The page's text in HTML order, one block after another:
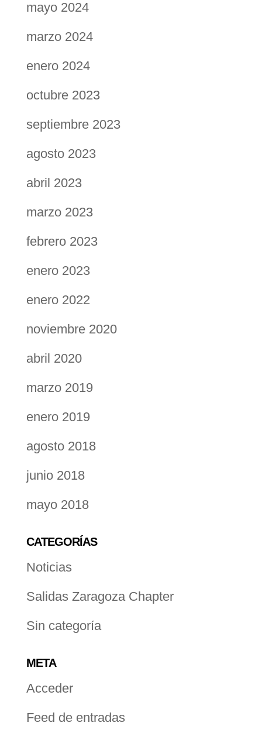
mayo 2024
marzo 2024
enero 2024
octubre 2023
septiembre 2023
agosto 2023
abril 2023
marzo 2023
febrero 2023
enero 2023
enero 2022
noviembre 2020
abril 2020
marzo 2019
enero 2019
agosto 2018
junio 2018
mayo 2018
CATEGORÍAS
Noticias
Salidas Zaragoza Chapter
Sin categoría
META
Acceder
Feed de entradas